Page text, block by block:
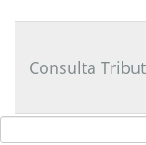
Tributario
Consulta